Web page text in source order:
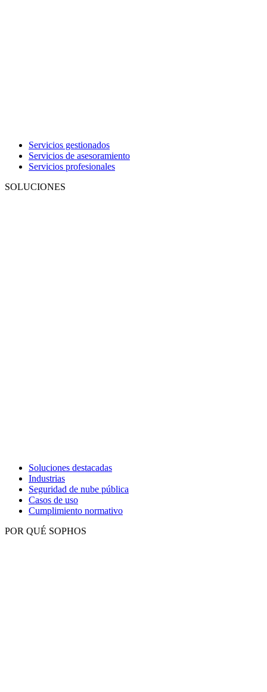
Servicios gestionados
Servicios de asesoramiento
Servicios profesionales
SOLUCIONES
Soluciones destacadas
Industrias
Seguridad de nube pública
Casos de uso
Cumplimiento normativo
POR QUÉ SOPHOS